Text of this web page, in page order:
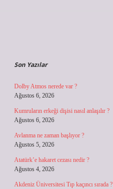
Son Yazılar
Dolby Atmos nerede var ?
Ağustos 6, 2026
Kumruların erkeği dişisi nasıl anlaşılır ?
Ağustos 6, 2026
Avlanma ne zaman başlıyor ?
Ağustos 5, 2026
Atatürk’e hakaret cezası nedir ?
Ağustos 4, 2026
Akdeniz Üniversitesi Tıp kaçıncı sırada ?